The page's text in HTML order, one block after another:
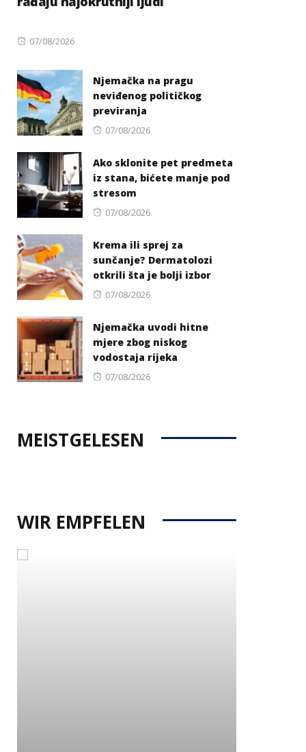
Posted
07/08/2026
Njemačka na pragu
neviđenog političkog
previranja
Posted
07/08/2026
Ako sklonite pet predmeta
iz stana, bićete manje pod
stresom
Posted
07/08/2026
Krema ili sprej za
sunčanje? Dermatolozi
otkrili šta je bolji izbor
Posted
07/08/2026
Njemačka uvodi hitne
mjere zbog niskog
vodostaja rijeka
Posted
07/08/2026
MEISTGELESEN
WIR EMPFELEN